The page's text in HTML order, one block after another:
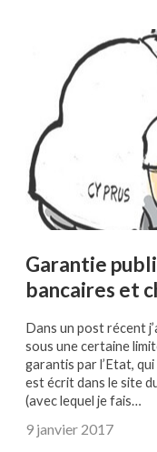
Garantie
bancaires et
Dans un post récent
sous une certaine
garantis par l’Etat,
est écrit dans le site
(avec lequel je fais…
9 janvier 2017